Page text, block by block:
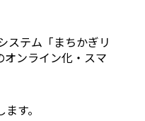
ステム「まちかぎリ
ンライン化・スマ
す。